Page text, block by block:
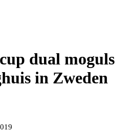
dual moguls
in Zweden